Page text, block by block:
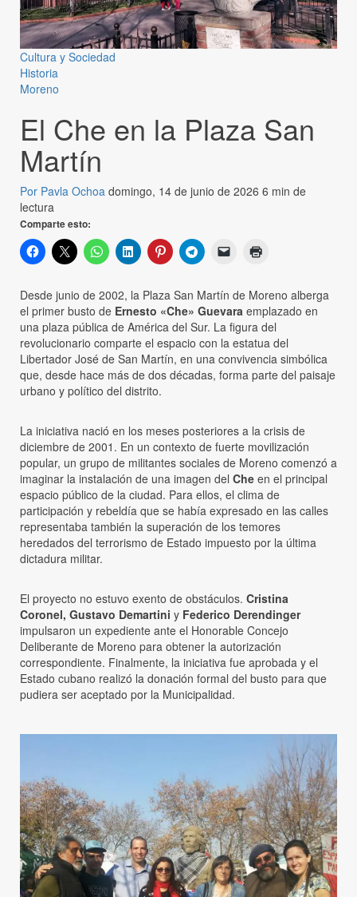
Cultura y Sociedad
Historia
Moreno
El Che en la Plaza San
Martín
Por Pavla Ochoa domingo, 14 de junio de 2026 6 min de
lectura
Comparte esto:
Desde junio de 2002, la Plaza San Martín de Moreno alberga
el primer busto de Ernesto «Che» Guevara emplazado en
una plaza pública de América del Sur. La figura del
revolucionario comparte el espacio con la estatua del
Libertador José de San Martín, en una convivencia simbólica
que, desde hace más de dos décadas, forma parte del paisaje
urbano y político del distrito.
La iniciativa nació en los meses posteriores a la crisis de
diciembre de 2001. En un contexto de fuerte movilización
popular, un grupo de militantes sociales de Moreno comenzó a
imaginar la instalación de una imagen del Che en el principal
espacio público de la ciudad. Para ellos, el clima de
participación y rebeldía que se había expresado en las calles
representaba también la superación de los temores
heredados del terrorismo de Estado impuesto por la última
dictadura militar.
El proyecto no estuvo exento de obstáculos. Cristina
Coronel, Gustavo Demartini y Federico Derendinger
impulsaron un expediente ante el Honorable Concejo
Deliberante de Moreno para obtener la autorización
correspondiente. Finalmente, la iniciativa fue aprobada y el
Estado cubano realizó la donación formal del busto para que
pudiera ser aceptado por la Municipalidad.